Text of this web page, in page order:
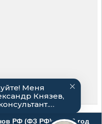
РФ (ФЗ РФ)», 2026 год